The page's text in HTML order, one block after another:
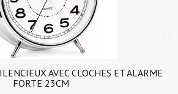
AVEC CLOCHES ET ALARME
FORTE 23CM